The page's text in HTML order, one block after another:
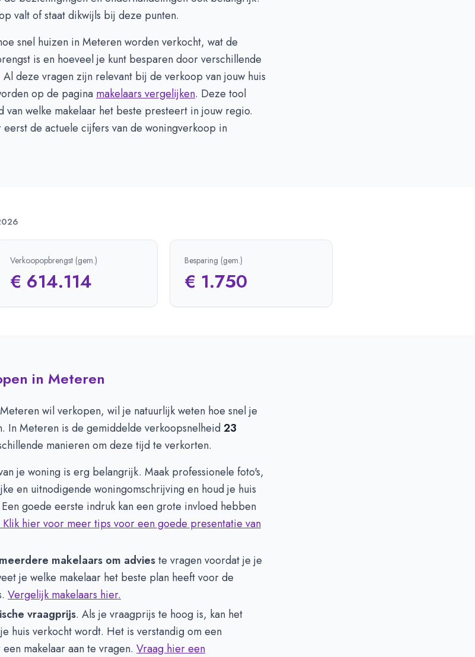
valt of staat dikwijls bij deze punten.
snel huizen in Meteren worden verkocht, wat de
is en hoeveel je kunt besparen door verschillende
deze vragen zijn relevant bij de verkoop van jouw huis
op de pagina makelaars vergelijken. Deze tool
welke makelaar het beste presteert in jouw regio.
de actuele cijfers van de woningverkoop in
Verkoopopbrengst (gem.)
€ 614.114
Besparing (gem.)
€ 1.750
in Meteren
wil verkopen, wil je natuurlijk weten hoe snel je
In Meteren is de gemiddelde verkoopsnelheid23
manieren om deze tijd te verkorten.
je woning is erg belangrijk. Maak professionele foto's,
en uitnodigende woningomschrijving en houd je huis
goede eerste indruk kan een grote invloed hebben
Klik hier voor meer tips voor een goede presentatie van
meerdere makelaars om advieste vragen voordat je je
je welke makelaar het beste plan heeft voor de
Vergelijk makelaars hier.
vraagprijs. Als je vraagprijs te hoog is, kan het
huis verkocht wordt. Het is verstandig om een
makelaar aan te vragen. Vraag hier een